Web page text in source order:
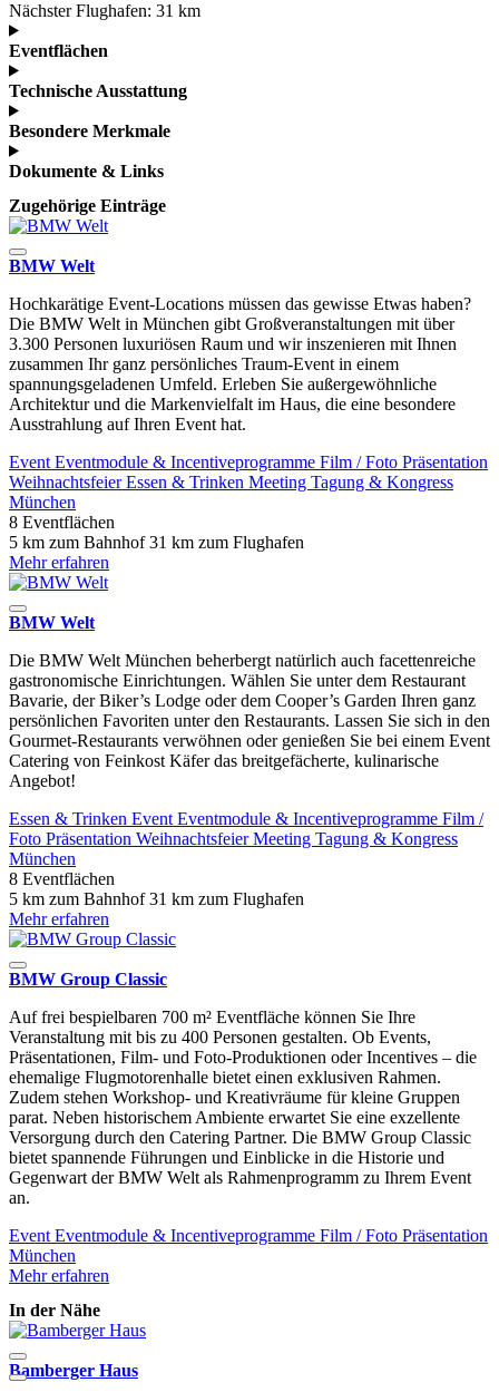
Nächster Flughafen: 31 km
Eventflächen
Technische Ausstattung
Besondere Merkmale
Dokumente & Links
Zugehörige Einträge
BMW Welt
Hochkarätige Event-Locations müssen das gewisse Etwas haben?
Die BMW Welt in München gibt Großveranstaltungen mit über
3.300 Personen luxuriösen Raum und wir inszenieren mit Ihnen
zusammen Ihr ganz persönliches Traum-Event in einem
spannungsgeladenen Umfeld. Erleben Sie außergewöhnliche
Architektur und die Markenvielfalt im Haus, die eine besondere
Ausstrahlung auf Ihren Event hat.
Event Eventmodule & Incentiveprogramme Film / Foto Präsentation
WeihnachtsfeierEssen & Trinken Meeting Tagung & Kongress
München
8 Eventflächen
5 km zum Bahnhof31 km zum Flughafen
Mehr erfahren
BMW Welt
Die BMW Welt München beherbergt natürlich auch facettenreiche
gastronomische Einrichtungen. Wählen Sie unter dem Restaurant
Bavarie, der Biker’s Lodge oder dem Cooper’s Garden Ihren ganz
persönlichen Favoriten unter den Restaurants. Lassen Sie sich in den
Gourmet-Restaurants verwöhnen oder genießen Sie bei einem Event
Catering von Feinkost Käfer das breitgefächerte, kulinarische
Angebot!
Essen & Trinken Event Eventmodule & Incentiveprogramme Film /
Foto Präsentation WeihnachtsfeierMeeting Tagung & Kongress
München
8 Eventflächen
5 km zum Bahnhof31 km zum Flughafen
Mehr erfahren
BMW Group Classic
Auf frei bespielbaren 700 m² Eventfläche können Sie Ihre
Veranstaltung mit bis zu 400 Personen gestalten. Ob Events,
Präsentationen, Film- und Foto-Produktionen oder Incentives – die
ehemalige Flugmotorenhalle bietet einen exklusiven Rahmen.
Zudem stehen Workshop- und Kreativräume für kleine Gruppen
parat. Neben historischem Ambiente erwartet Sie eine exzellente
Versorgung durch den Catering Partner. Die BMW Group Classic
bietet spannende Führungen und Einblicke in die Historie und
Gegenwart der BMW Welt als Rahmenprogramm zu Ihrem Event
an.
Event Eventmodule & Incentiveprogramme Film / Foto Präsentation
München
Mehr erfahren
In der Nähe
Bamberger Haus